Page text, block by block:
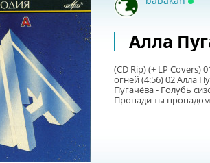
Алла
(CD Rip) (+ LP
огней (4:56) 02 Алла
Пугачёва - Голубь
Пропади ты